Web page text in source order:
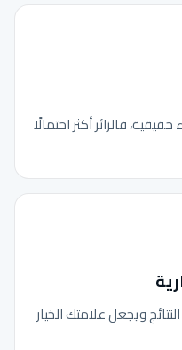
فالزائر أكثر احتمالًا
ويجعل علامتك الخيار